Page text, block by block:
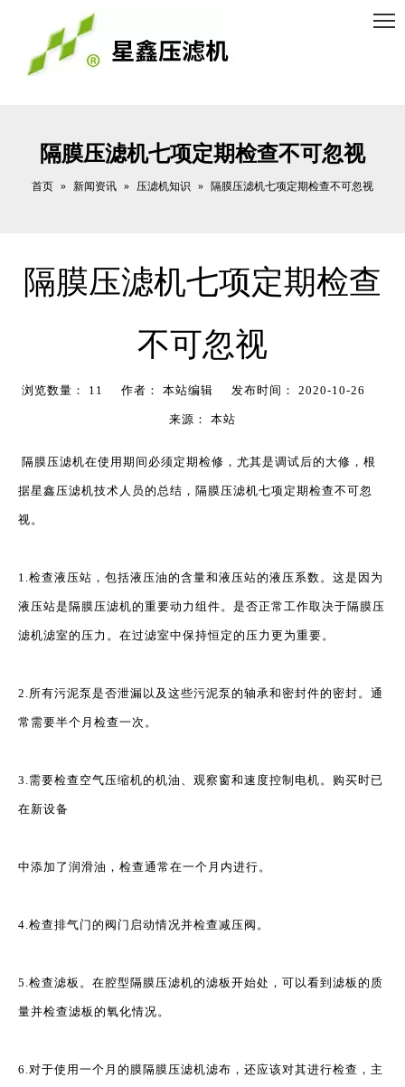
隔膜压滤机七项定期检查不可忽视
首页 » 新闻资讯 » 压滤机知识 » 隔膜压滤机七项定期检查不可忽视
隔膜压滤机七项定期检查
不可忽视
浏览数量： 11 作者： 本站编辑 发布时间： 2020-10-26
来源： 本站
["wechat","weibo","qzone","douban","email"]
隔膜压滤机在使用期间必须定期检修，尤其是调试后的大修，根
据星鑫压滤机技术人员的总结，隔膜压滤机七项定期检查不可忽
视。
1.检查液压站，包括液压油的含量和液压站的液压系数。这是因为
液压站是隔膜压滤机的重要动力组件。是否正常工作取决于隔膜压
滤机滤室的压力。在过滤室中保持恒定的压力更为重要。
2.所有污泥泵是否泄漏以及这些污泥泵的轴承和密封件的密封。通
常需要半个月检查一次。
3.需要检查空气压缩机的机油、观察窗和速度控制电机。购买时已
在新设备
中添加了润滑油，检查通常在一个月内进行。
4.检查排气门的阀门启动情况并检查减压阀。
5.检查滤板。在腔型隔膜压滤机的滤板开始处，可以看到滤板的质
量并检查滤板的氧化情况。
6.对于使用一个月的膜隔膜压滤机滤布，还应该对其进行检查，主